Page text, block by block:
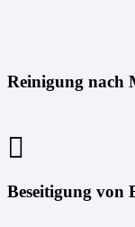
Reinigung nach
Beseitigung von